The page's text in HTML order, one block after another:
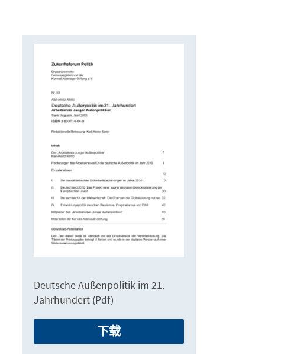
Deutsche Außenpolitik im 21.
Jahrhundert (Pdf)
下载